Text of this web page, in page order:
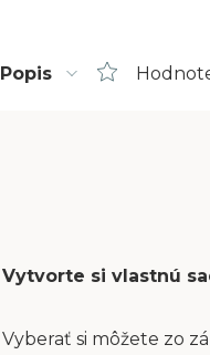
Popis
Vytvorte si vlastnú
Vyberať si môžete zo